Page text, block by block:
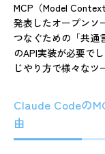
MCP（Model
発表したオープンソ
つなぐための「共通
のAPI実装が必要で
じやり方で様々なツ
Claude Codeの
由